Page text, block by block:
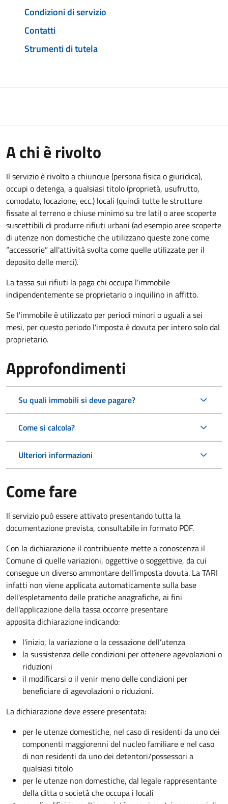
Condizioni di servizio
Contatti
Strumenti di tutela
A chi è rivolto
Il servizio è rivolto a chiunque (persona fisica o giuridica),
occupi o detenga, a qualsiasi titolo (proprietà, usufrutto,
comodato, locazione, ecc.) locali (quindi tutte le strutture
fissate al terreno e chiuse minimo su tre lati) o aree scoperte
suscettibili di produrre rifiuti urbani (ad esempio aree scoperte
di utenze non domestiche che utilizzano queste zone come
“accessorie” all'attività svolta come quelle utilizzate per il
deposito delle merci).
La tassa sui rifiuti la paga chi occupa l'immobile
indipendentemente se proprietario o inquilino in affitto.
Se l'immobile è utilizzato per periodi minori o uguali a sei
mesi, per questo periodo l'imposta è dovuta per intero solo dal
proprietario.
Approfondimenti
Su quali immobili si deve pagare?
Come si calcola?
Ulteriori informazioni
Come fare
Il servizio può essere attivato presentando tutta la
documentazione prevista, consultabile in formato PDF.
Con la dichiarazione il contribuente mette a conoscenza il
Comune di quelle variazioni, oggettive o soggettive, da cui
consegue un diverso ammontare dell’imposta dovuta. La TARI
infatti non viene applicata automaticamente sulla base
dell'espletamento delle pratiche anagrafiche, ai fini
dell'applicazione della tassa occorre presentare
apposita dichiarazione indicando:
l'inizio, la variazione o la cessazione dell’utenza
la sussistenza delle condizioni per ottenere agevolazioni o
riduzioni
il modificarsi o il venir meno delle condizioni per
beneficiare di agevolazioni o riduzioni.
La dichiarazione deve essere presentata:
per le utenze domestiche, nel caso di residenti da uno dei
componenti maggiorenni del nucleo familiare e nel caso
di non residenti da uno dei detentori/possessori a
qualsiasi titolo
per le utenze non domestiche, dal legale rappresentante
della ditta o società che occupa i locali